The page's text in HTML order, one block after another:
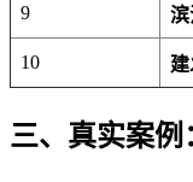
9 滨
10
三、真实案例